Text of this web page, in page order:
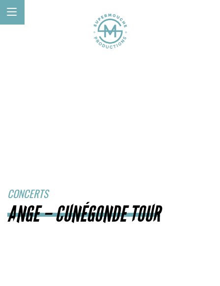
CONCERTS
ANGE – CUNÉGONDE TOUR